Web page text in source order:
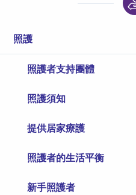
照護
照護者支持團體
照護須知
提供居家療護
照護者的生活平衡
新手照護者